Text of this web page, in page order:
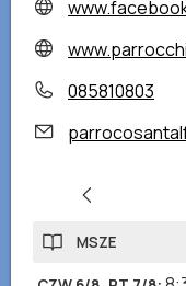
085810803
MSZE